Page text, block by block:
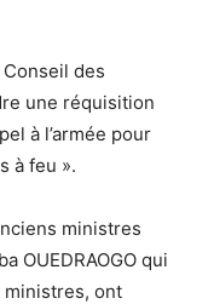
des
une réquisition
à l’armée pour
à feu ».
ministres
OUEDRAOGO qui
ministres, ont